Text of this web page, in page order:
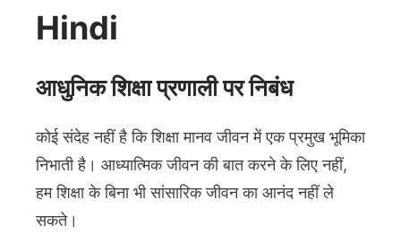
Hindi
आधुनिक शिक्षा प्रणाली पर निबंध
कोई संदेह नहीं है कि शिक्षा मानव जीवन में एक प्रमुख भूमिका
निभाती है। आध्यात्मिक जीवन की बात करने के लिए नहीं,
हम शिक्षा के बिना भी सांसारिक जीवन का आनंद नहीं ले
सकते।